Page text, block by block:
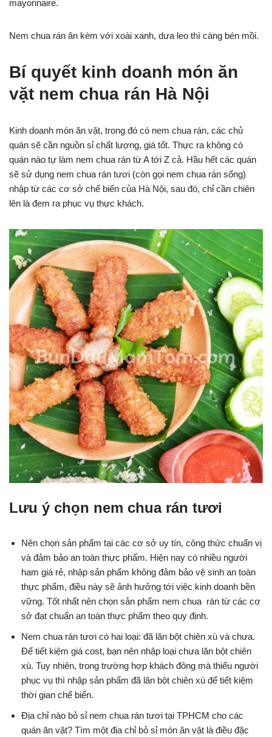
mayonnaire.
Nem chua rán ăn kèm với xoài xanh, dưa leo thì càng bén mồi.
Bí quyết kinh doanh món ăn
vặt nem chua rán Hà Nội
Kinh doanh món ăn vặt, trong đó có nem chua rán, các chủ
quán sẽ cần nguồn sỉ chất lượng, giá tốt. Thực ra không có
quán nào tự làm nem chua rán từ A tới Z cả. Hầu hết các quán
sẽ sử dụng nem chua rán tươi (còn gọi nem chua rán sống)
nhập từ các cơ sở chế biến của Hà Nội, sau đó, chỉ cần chiên
lên là đem ra phục vụ thực khách.
Lưu ý chọn nem chua rán tươi
Nên chọn sản phẩm tại các cơ sở uy tín, công thức chuẩn vị
và đảm bảo an toàn thực phẩm. Hiện nay có nhiều người
ham giá rẻ, nhập sản phẩm không đảm bảo vệ sinh an toàn
thực phẩm, điều này sẽ ảnh hưởng tới việc kinh doanh bền
vững. Tốt nhất nên chọn sản phẩm nem chua rán từ các cơ
sở đạt chuẩn an toàn thực phẩm theo quy định.
Nem chua rán tươi có hai loại: đã lăn bột chiên xù và chưa.
Để tiết kiệm giá cost, bạn nên nhập loại chưa lăn bột chiên
xù. Tuy nhiên, trong trường hợp khách đông mà thiếu người
phục vụ thì nhập sản phẩm đã lăn bột chiên xù để tiết kiệm
thời gian chế biến.
Địa chỉ nào bỏ sỉ nem chua rán tươi tại TPHCM cho các
quán ăn vặt? Tìm một địa chỉ bỏ sỉ món ăn vặt là điều đặc